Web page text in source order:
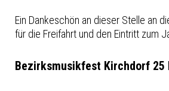
Ein Dankeschön an dieser Stelle an
für die Freifahrt und den Eintritt zum
Bezirksmusikfest Kirchdorf 25